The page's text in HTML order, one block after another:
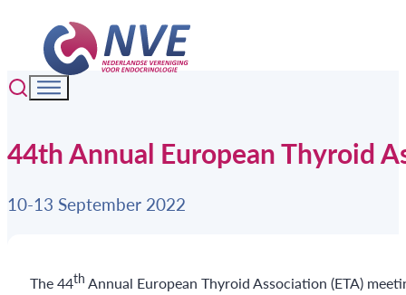
44th Annual European Thyroid
10-13 September 2022
The 44th Annual European Thyroid Association (ETA)